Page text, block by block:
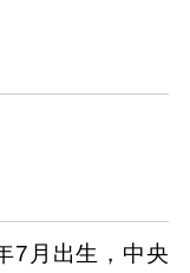
7月出生，中央